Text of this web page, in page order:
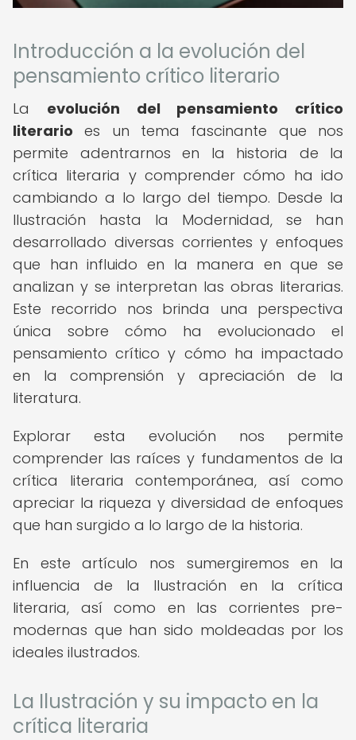
Introducción a la evolución del
pensamiento crítico literario
La evolución del pensamiento crítico
literario es un tema fascinante que nos
permite adentrarnos en la historia de la
crítica literaria y comprender cómo ha ido
cambiando a lo largo del tiempo. Desde la
Ilustración hasta la Modernidad, se han
desarrollado diversas corrientes y enfoques
que han influido en la manera en que se
analizan y se interpretan las obras literarias.
Este recorrido nos brinda una perspectiva
única sobre cómo ha evolucionado el
pensamiento crítico y cómo ha impactado
en la comprensión y apreciación de la
literatura.
Explorar esta evolución nos permite
comprender las raíces y fundamentos de la
crítica literaria contemporánea, así como
apreciar la riqueza y diversidad de enfoques
que han surgido a lo largo de la historia.
En este artículo nos sumergiremos en la
influencia de la Ilustración en la crítica
literaria, así como en las corrientes pre-
modernas que han sido moldeadas por los
ideales ilustrados.
La Ilustración y su impacto en la
crítica literaria